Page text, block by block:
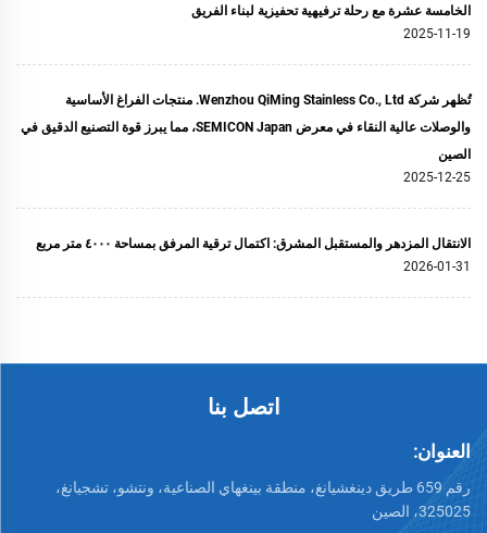
الخامسة عشرة مع رحلة ترفيهية تحفيزية لبناء الفريق
2025-11-19
تُظهر شركة Wenzhou QiMing Stainless Co., Ltd. منتجات الفراغ الأساسية
والوصلات عالية النقاء في معرض SEMICON Japan، مما يبرز قوة التصنيع الدقيق في
الصين
2025-12-25
الانتقال المزدهر والمستقبل المشرق: اكتمال ترقية المرفق بمساحة ٤٠٠٠ متر مربع
2026-01-31
اتصل بنا
العنوان:
رقم 659 طريق دينغشيانغ، منطقة بينغهاي الصناعية، ونتشو، تشجيانغ،
325025، الصين